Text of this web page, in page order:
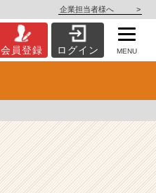
企業担当者様へ >
会員登録 ログイン MENU